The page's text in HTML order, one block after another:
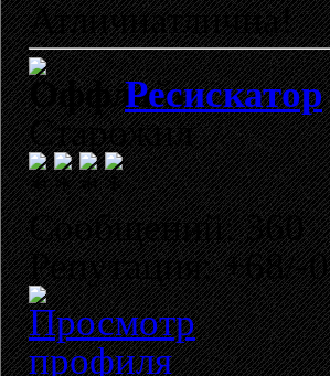
Атличнатлична!
Ресискатор
Старожил
Сообщений: 360
Репутация: +68/-0